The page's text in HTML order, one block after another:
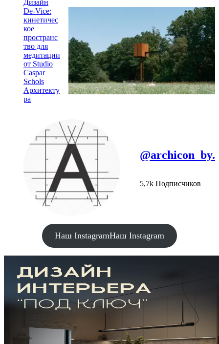
Дизайн
De-Vice:
кинетичес
кое
пространс
тво для
медитации
от Studio
Caspar
Schols
Архитекту
ра
@archicon_by.
5,7k Подписчиков
Наш InstagramНаш Instagram